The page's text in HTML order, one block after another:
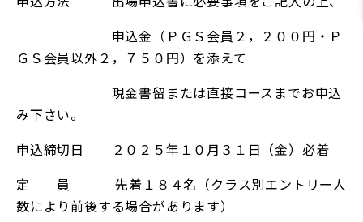
申込金（ＰＧＳ会員２，２００円・Ｐ
ＧＳ会員以外２，７５０円）を添えて
現金書留または直接コースまでお申込
み下さい。
申込締切日
２０２５年１０月３１日（金）必着
定 員先着１８４名（クラス別エントリー人
数により前後する場合があります）